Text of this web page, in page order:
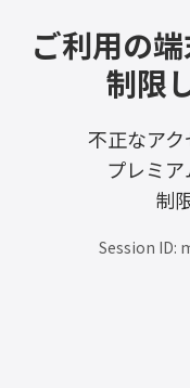
ご利用の
制限
不正なアク
プレミ
制
Session ID: